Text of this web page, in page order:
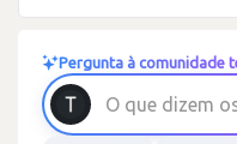
Pergunta à comunidade
O que d izem o